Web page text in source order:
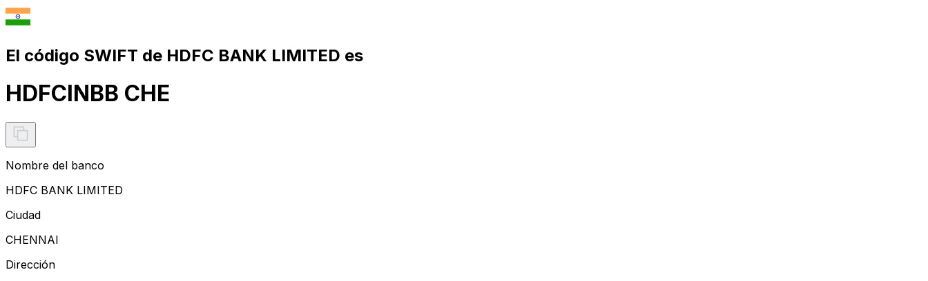
El código SWIFT de HDFC BANK LIMITED es
HDFCINBB CHE
Nombre del banco
HDFC BANK LIMITED
Ciudad
CHENNAI
Dirección